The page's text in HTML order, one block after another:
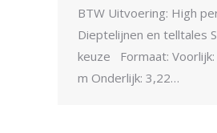
BTW Uitvoering: High
Dieptelijnen en telltales
keuze Formaat:
m Onderlijk: 3,22…